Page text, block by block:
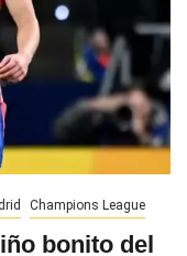
Champions League
bonito del